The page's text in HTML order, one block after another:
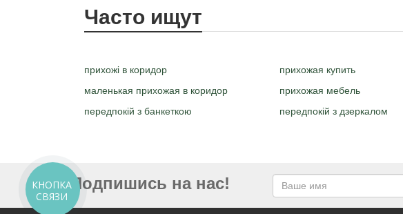
Часто ищут
прихожі в коридор прихожая купить
маленькая прихожая в коридор
прихожая мебель
передпокій з банкеткою
передпокій з дзеркалом
Подпишись на нас!
КНОПКА
СВЯЗИ